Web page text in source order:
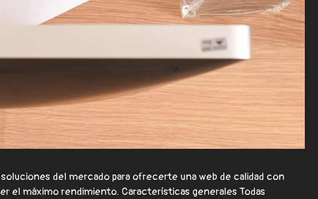
del mercado para ofrecerte una web de calidad con
el máximo rendimiento. Características generales Todas